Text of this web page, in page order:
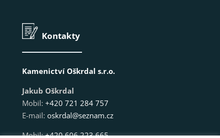
Kontakty
Kamenictví Oškrdal s.r.o.
Jakub Oškrdal
Mobil: +420 721 284 757
E-mail: oskrdal@seznam.cz
Mobil:+420 606 223 665